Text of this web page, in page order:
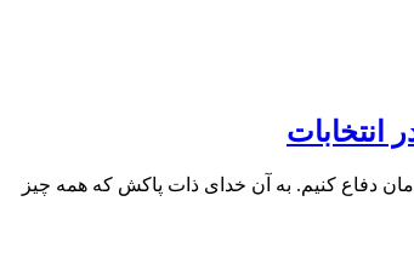
دفاع کنیم. به آن خدای ذات پاکش که همه چیز